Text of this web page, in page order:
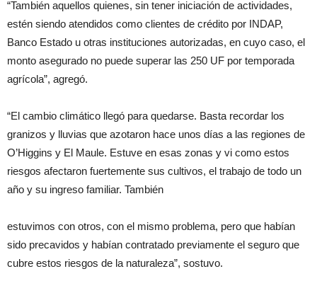
“También aquellos quienes, sin tener iniciación de actividades,
estén siendo atendidos como clientes de crédito por INDAP,
Banco Estado u otras instituciones autorizadas, en cuyo caso, el
monto asegurado no puede superar las 250 UF por temporada
agrícola”, agregó.
“El cambio climático llegó para quedarse. Basta recordar los
granizos y lluvias que azotaron hace unos días a las regiones de
O’Higgins y El Maule. Estuve en esas zonas y vi como estos
riesgos afectaron fuertemente sus cultivos, el trabajo de todo un
año y su ingreso familiar. También
estuvimos con otros, con el mismo problema, pero que habían
sido precavidos y habían contratado previamente el seguro que
cubre estos riesgos de la naturaleza”, sostuvo.